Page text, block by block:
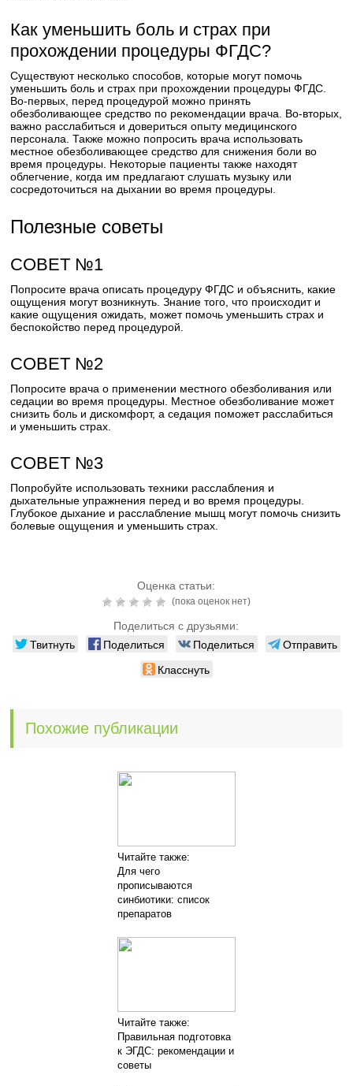
Как уменьшить боль и страх при
прохождении процедуры ФГДС?
Существуют несколько способов, которые могут помочь
уменьшить боль и страх при прохождении процедуры ФГДС.
Во-первых, перед процедурой можно принять
обезболивающее средство по рекомендации врача. Во-вторых,
важно расслабиться и довериться опыту медицинского
персонала. Также можно попросить врача использовать
местное обезболивающее средство для снижения боли во
время процедуры. Некоторые пациенты также находят
облегчение, когда им предлагают слушать музыку или
сосредоточиться на дыхании во время процедуры.
Полезные советы
СОВЕТ №1
Попросите врача описать процедуру ФГДС и объяснить, какие
ощущения могут возникнуть. Знание того, что происходит и
какие ощущения ожидать, может помочь уменьшить страх и
беспокойство перед процедурой.
СОВЕТ №2
Попросите врача о применении местного обезболивания или
седации во время процедуры. Местное обезболивание может
снизить боль и дискомфорт, а седация поможет расслабиться
и уменьшить страх.
СОВЕТ №3
Попробуйте использовать техники расслабления и
дыхательные упражнения перед и во время процедуры.
Глубокое дыхание и расслабление мышц могут помочь снизить
болевые ощущения и уменьшить страх.
Оценка статьи:
(пока оценок нет)
Поделиться с друзьями:
Твитнуть Поделиться Поделиться
Отправить
Класснуть
Похожие публикации
Читайте также:
Для чего
прописываются
синбиотики: список
препаратов
Читайте также:
Правильная подготовка
к ЭГДС: рекомендации и
советы